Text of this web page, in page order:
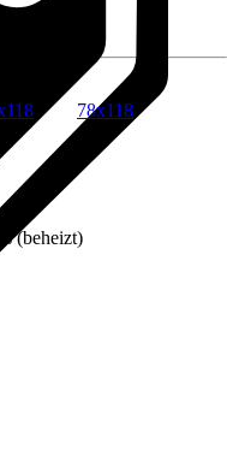
78x118
(beheizt)